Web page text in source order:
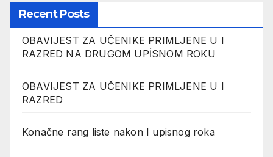
Recent Posts
OBAVIJEST ZA UČENIKE PRIMLJENE U I
RAZRED NA DRUGOM UPİSNOM ROKU
OBAVIJEST ZA UČENIKE PRIMLJENE U I
RAZRED
Konačne rang liste nakon I upisnog roka